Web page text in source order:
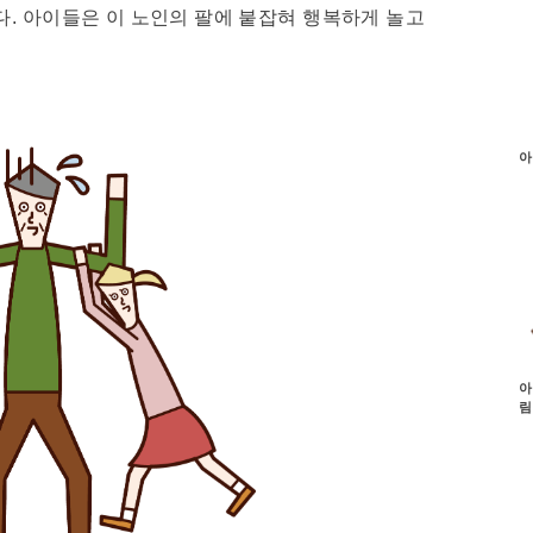
아이들은 이 노인의 팔에 붙잡혀 행복하게 놀고
림